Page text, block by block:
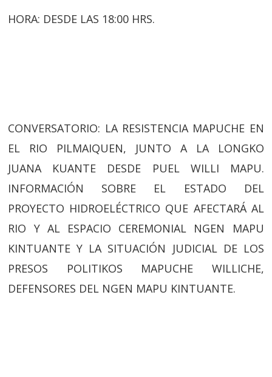
HORA: DESDE LAS 18:00 HRS.
CONVERSATORIO: LA RESISTENCIA MAPUCHE EN
EL RIO PILMAIQUEN, JUNTO A LA LONGKO
JUANA KUANTE DESDE PUEL WILLI MAPU.
INFORMACIÓN SOBRE EL ESTADO DEL
PROYECTO HIDROELÉCTRICO QUE AFECTARÁ AL
RIO Y AL ESPACIO CEREMONIAL NGEN MAPU
KINTUANTE Y LA SITUACIÓN JUDICIAL DE LOS
PRESOS POLITIKOS MAPUCHE WILLICHE,
DEFENSORES DEL NGEN MAPU KINTUANTE.